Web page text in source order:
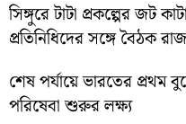
সিঙ্গুরে টাটা প্রকল্পের জট
প্রতিনিধিদের সঙ্গে বৈঠক
শেষ পর্যায়ে ভারতের প্রথম
পরিষেবা শুরুর লক্ষ্য